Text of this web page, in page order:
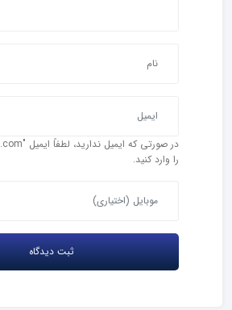
را وارد کنید.